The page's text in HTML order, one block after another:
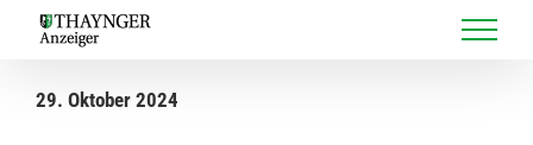
29. Oktober 2024